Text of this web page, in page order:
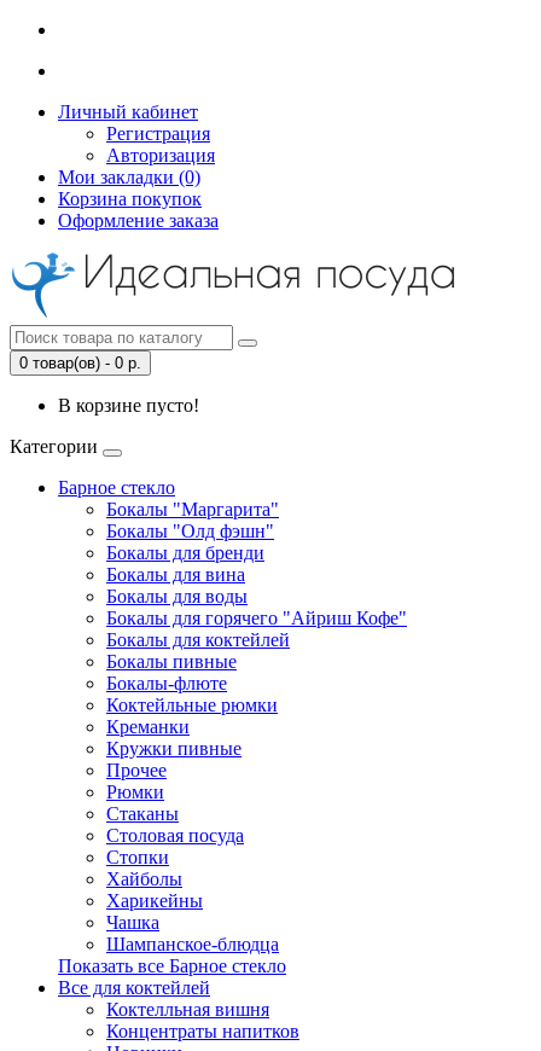
Личный кабинет
Регистрация
Авторизация
Мои закладки (0)
Корзина покупок
Оформление заказа
0 товар(ов) - 0 р.
В корзине пусто!
Категории
Барное стекло
Бокалы "Маргарита"
Бокалы "Олд фэшн"
Бокалы для бренди
Бокалы для вина
Бокалы для воды
Бокалы для горячего "Айриш Кофе"
Бокалы для коктейлей
Бокалы пивные
Бокалы-флюте
Коктейльные рюмки
Креманки
Кружки пивные
Прочее
Рюмки
Стаканы
Столовая посуда
Стопки
Хайболы
Харикейны
Чашка
Шампанское-блюдца
Показать все Барное стекло
Все для коктейлей
Коктелльная вишня
Концентраты напитков